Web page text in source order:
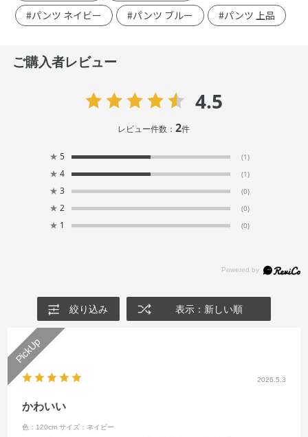
#パンツ ネイビー
#パンツ ブルー #パンツ 上品
ご購入者レビュー
4.5
レビュー件数：2件
★ 5 (1)
★ 4 (1)
★ 3 (0)
★ 2 (0)
★ 1 (0)
絞り込み 表示：新しい順
2026.5.3
かわいい
色：120cm サイズ：ネイビー